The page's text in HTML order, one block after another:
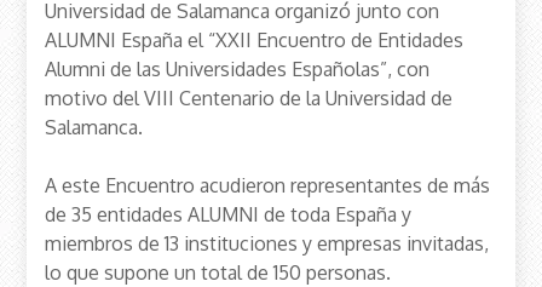
Universidad de Salamanca organizó junto con
ALUMNI España el “XXII Encuentro de Entidades
Alumni de las Universidades Españolas”, con
motivo del VIII Centenario de la Universidad de
Salamanca.
A este Encuentro acudieron representantes de más
de 35 entidades ALUMNI de toda España y
miembros de 13 instituciones y empresas invitadas,
lo que supone un total de 150 personas.